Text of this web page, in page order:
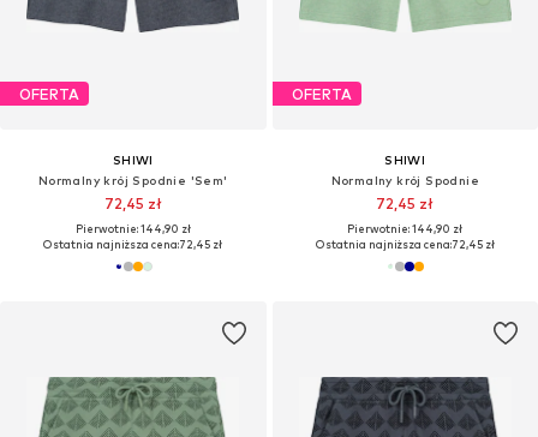
OFERTA
SHIWI
Normalny krój Spodnie 'Sem'
72,45 zł
Pierwotnie: 144,90 zł
Ostatnia najniższa cena:72,45 zł
OFERTA
SHIWI
Normalny krój Spodnie
72,45 zł
Pierwotnie: 144,90 zł
Ostatnia najniższa cena:72,45 zł